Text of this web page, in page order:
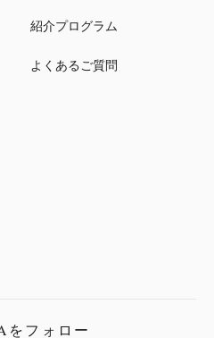
紹介プログラム
よくあるご質問
をフォロー